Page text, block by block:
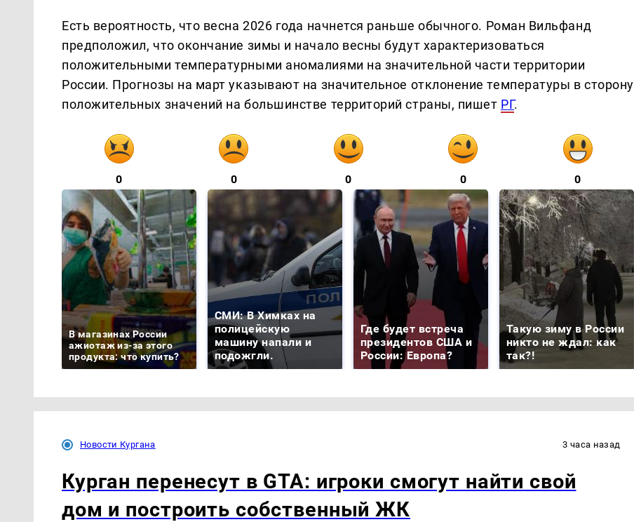
Есть вероятность, что весна 2026 года начнется раньше обычного. Роман Вильфанд
предположил, что окончание зимы и начало весны будут характеризоваться
положительными температурными аномалиями на значительной части территории
России. Прогнозы на март указывают на значительное отклонение температуры в сторону
положительных значений на большинстве территорий страны, пишет РГ.
0 0 0 0 0
В магазинах России
ажиотаж из-за этого
продукта: что купить?
СМИ: В Химках на
полицейскую
машину напали и
подожгли.
Где будет встреча
президентов США и
России: Европа?
Такую зиму в России
никто не ждал: как
так?!
Новости Кургана 3 часа назад
Курган перенесут в GTA: игроки смогут найти свой
дом и построить собственный ЖК